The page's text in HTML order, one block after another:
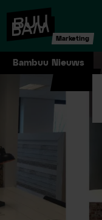
Marketing
Bambuu Nieuws